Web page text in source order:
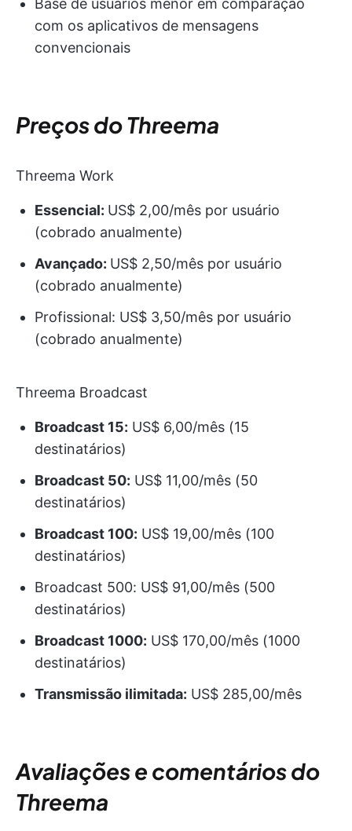
Base de usuários menor em comparação
com os aplicativos de mensagens
convencionais
Preços do Threema
Threema Work
Essencial: US$ 2,00/mês por usuário
(cobrado anualmente)
Avançado: US$ 2,50/mês por usuário
(cobrado anualmente)
Profissional: US$ 3,50/mês por usuário
(cobrado anualmente)
Threema Broadcast
Broadcast 15: US$ 6,00/mês (15
destinatários)
Broadcast 50: US$ 11,00/mês (50
destinatários)
Broadcast 100: US$ 19,00/mês (100
destinatários)
Broadcast 500: US$ 91,00/mês (500
destinatários)
Broadcast 1000: US$ 170,00/mês (1000
destinatários)
Transmissão ilimitada: US$ 285,00/mês
Avaliações e comentários do
Threema